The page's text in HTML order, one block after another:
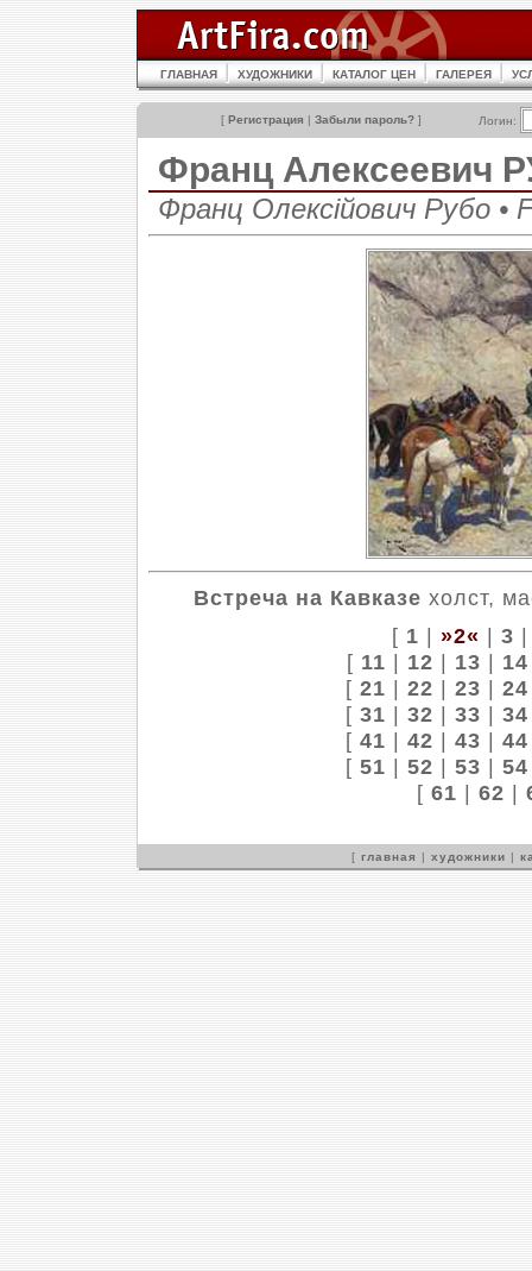
ГЛАВНАЯ ХУДОЖНИКИ КАТАЛОГ ЦЕН ГАЛЕРЕЯ
[ Регистрация | Забыли пароль? ] Логин:
Франц Алексеевич
Франц Олексійович Рубо •
Встреча на Кавказе холст,
[ 1 | »2« | 3
[ 11 | 12 | 13 | 14
[ 21 | 22 | 23 | 24
[ 31 | 32 | 33 | 34
[ 41 | 42 | 43 | 44
[ 51 | 52 | 53 | 54
[ 61 | 62 |
[ главная | художники |